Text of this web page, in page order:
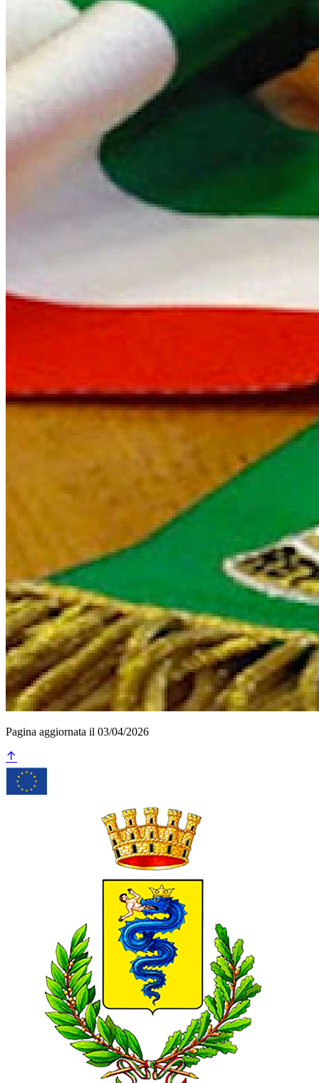
Pagina aggiornata il 03/04/2026